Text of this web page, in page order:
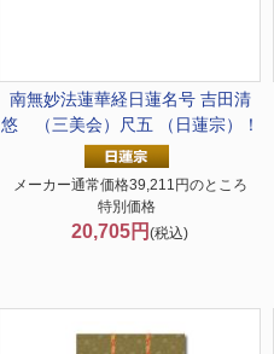
南無妙法蓮華経日蓮名号 吉田清
悠 （三美会）尺五 （日蓮宗）！
メーカー通常価格39,211円のところ
特別価格
20,705円 (税込)